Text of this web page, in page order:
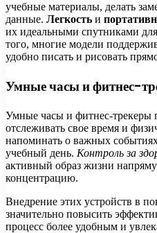
учебные материалы, делать
данные. Легкость и
их идеальными спутниками
того, многие модели
удобно писать и рисовать
Умные часы и фитнес-
Умные часы и фитнес-трекеры
отслеживать свое время и
напоминать о важных
учебный день. Контроль за
активный образ жизни
концентрацию.
Внедрение этих устройств в
значительно повысить
процесс более удобным и